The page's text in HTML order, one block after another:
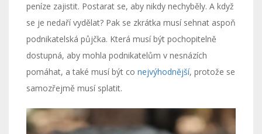
peníze zajistit. Postarat se, aby nikdy nechyběly. A když
se je nedaří vydělat? Pak se zkrátka musí sehnat aspoň
podnikatelská půjčka. Která musí být pochopitelně
dostupná, aby mohla podnikatelům v nesnázích
pomáhat, a také musí být co nejvýhodnější, protože se
samozřejmě musí splatit.